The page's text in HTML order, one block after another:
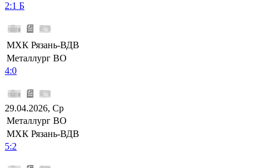
2:1 Б
МХК Рязань-ВДВ
Металлург ВО
4:0
29.04.2026, Ср
Металлург ВО
МХК Рязань-ВДВ
5:2